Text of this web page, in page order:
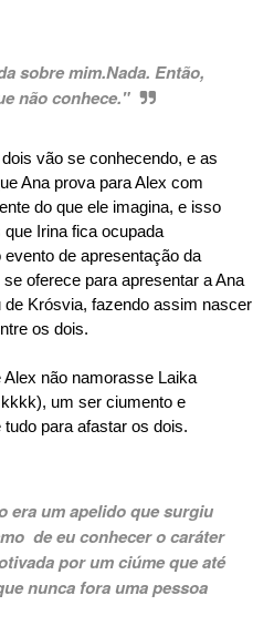
sobre mim.Nada. Então,
não conhece."
vão se conhecendo, e as
Ana prova para Alex com
do que ele imagina, e isso
Irina fica ocupada
de apresentação da
oferece para apresentar a Ana
de Krósvia, fazendo assim nascer
os dois.
não namorasse Laika
um ser ciumento e
para afastar os dois.
era um apelido que surgiu
de eu conhecer o caráter
por um ciúme que até
nunca fora uma pessoa